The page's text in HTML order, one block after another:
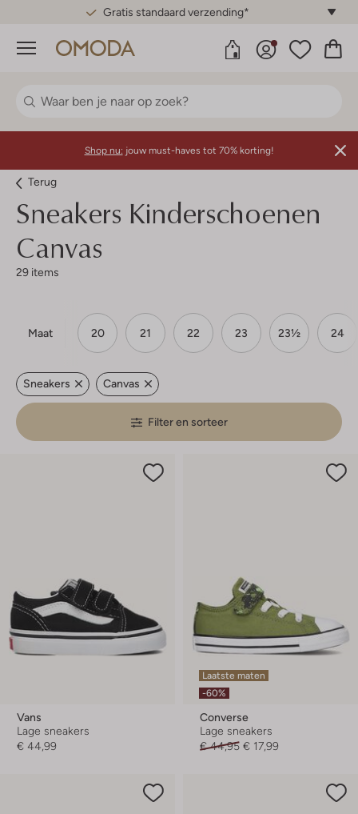
Gratis standaard verzending*
Menu
Shop nu: jouw must-haves tot 70% korting!
Terug
Sneakers Kinderschoenen
Canvas
29 items
Maat 20 21 22 23 23½ 24
Sneakers Canvas
Filter en sorteer
Vans
Lage sneakers
€ 44,99
Laatste maten
-60%
Converse
Lage sneakers
€ 44,95 € 17,99